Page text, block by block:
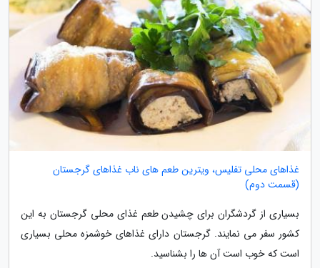
غذاهای محلی تفلیس، ویترین طعم های ناب غذاهای گرجستان
(قسمت دوم)
بسیاری از گردشگران برای چشیدن طعم غذای محلی گرجستان به این
کشور سفر می نمایند. گرجستان دارای غذاهای خوشمزه محلی بسیاری
است که خوب است آن ها را بشناسید.